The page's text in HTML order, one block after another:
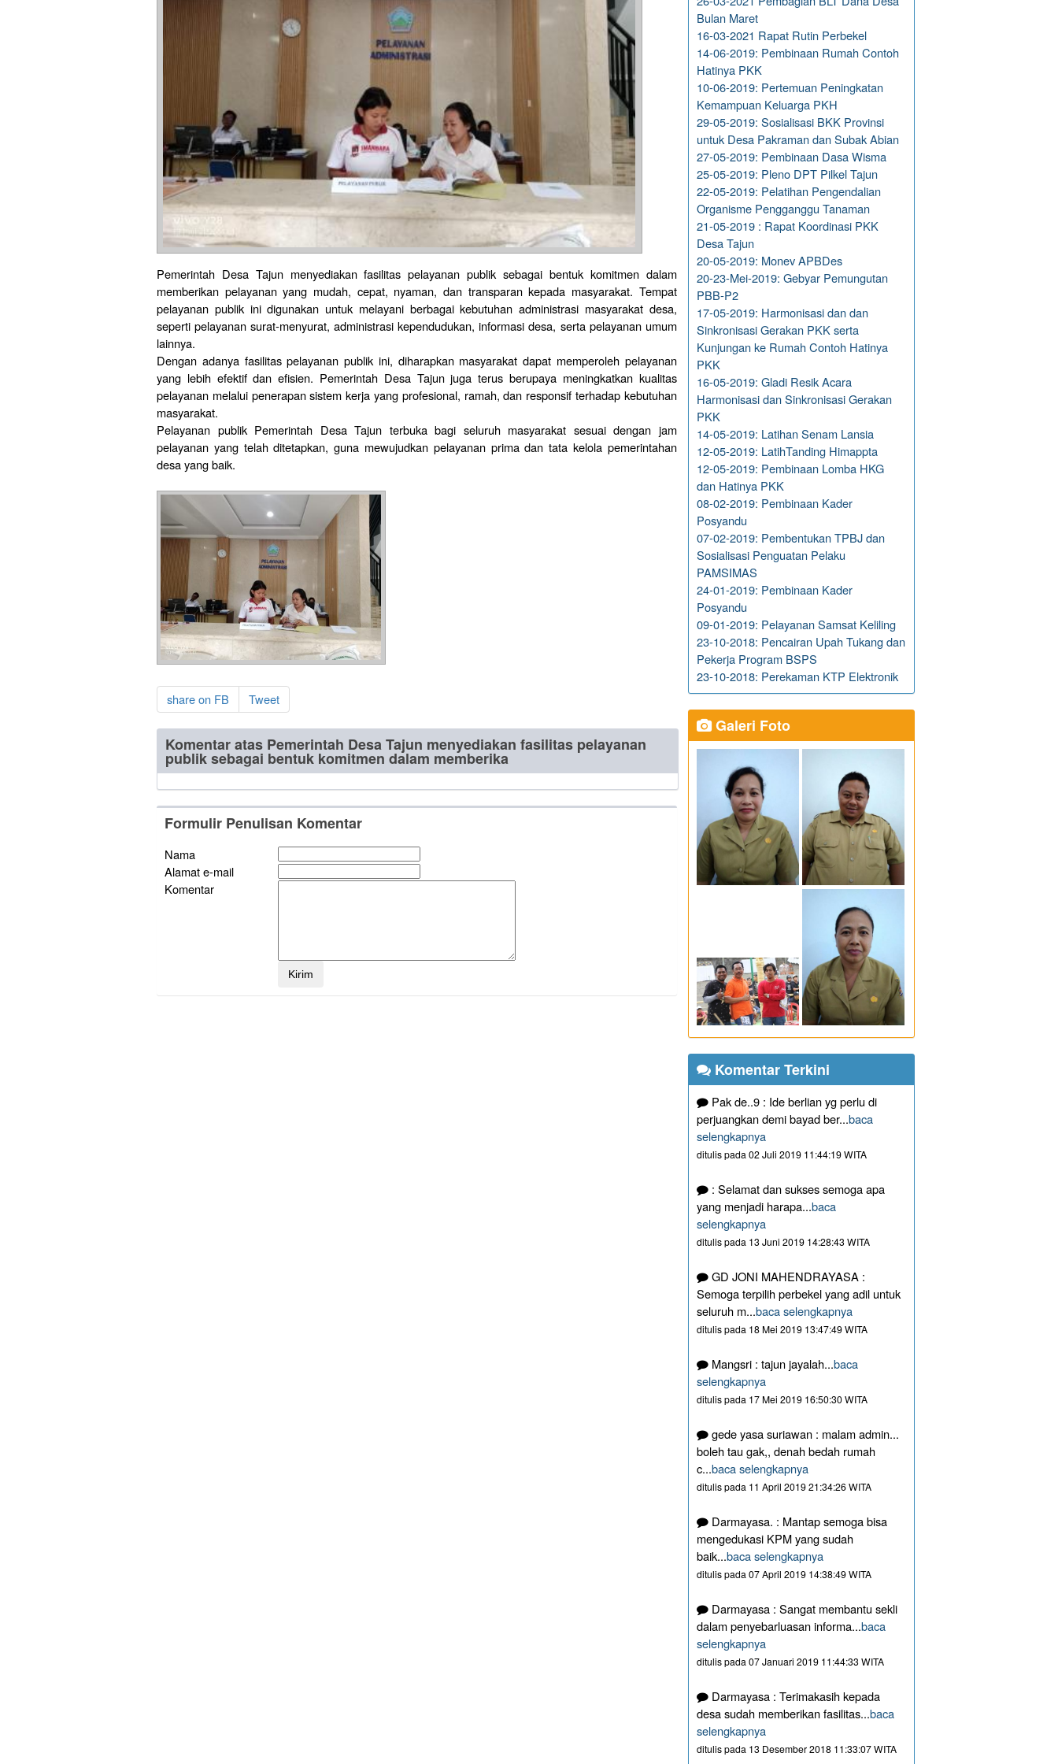
Pemerintah Desa Tajun menyediakan fasilitas pelayanan publik sebagai bentuk komitmen dalam
memberikan pelayanan yang mudah, cepat, nyaman, dan transparan kepada masyarakat. Tempat
pelayanan publik ini digunakan untuk melayani berbagai kebutuhan administrasi masyarakat desa,
seperti pelayanan surat-menyurat, administrasi kependudukan, informasi desa, serta pelayanan umum
lainnya.
Dengan adanya fasilitas pelayanan publik ini, diharapkan masyarakat dapat memperoleh pelayanan
yang lebih efektif dan efisien. Pemerintah Desa Tajun juga terus berupaya meningkatkan kualitas
pelayanan melalui penerapan sistem kerja yang profesional, ramah, dan responsif terhadap kebutuhan
masyarakat.
Pelayanan publik Pemerintah Desa Tajun terbuka bagi seluruh masyarakat sesuai dengan jam
pelayanan yang telah ditetapkan, guna mewujudkan pelayanan prima dan tata kelola pemerintahan
desa yang baik.
share on FB Tweet
Komentar atas Pemerintah Desa Tajun menyediakan fasilitas pelayanan
publik sebagai bentuk komitmen dalam memberika
Formulir Penulisan Komentar
Nama
Alamat e-mail
Komentar
Bulan Maret
16-03-2021 Rapat Rutin Perbekel
14-06-2019: Pembinaan Rumah Contoh
Hatinya PKK
10-06-2019: Pertemuan Peningkatan
Kemampuan Keluarga PKH
29-05-2019: Sosialisasi BKK Provinsi
untuk Desa Pakraman dan Subak Abian
27-05-2019: Pembinaan Dasa Wisma
25-05-2019: Pleno DPT Pilkel Tajun
22-05-2019: Pelatihan Pengendalian
Organisme Pengganggu Tanaman
21-05-2019 : Rapat Koordinasi PKK
Desa Tajun
20-05-2019: Monev APBDes
20-23-Mei-2019: Gebyar Pemungutan
PBB-P2
17-05-2019: Harmonisasi dan dan
Sinkronisasi Gerakan PKK serta
Kunjungan ke Rumah Contoh Hatinya
PKK
16-05-2019: Gladi Resik Acara
Harmonisasi dan Sinkronisasi Gerakan
PKK
14-05-2019: Latihan Senam Lansia
12-05-2019: LatihTanding Himappta
12-05-2019: Pembinaan Lomba HKG
dan Hatinya PKK
08-02-2019: Pembinaan Kader
Posyandu
07-02-2019: Pembentukan TPBJ dan
Sosialisasi Penguatan Pelaku
PAMSIMAS
24-01-2019: Pembinaan Kader
Posyandu
09-01-2019: Pelayanan Samsat Keliling
23-10-2018: Pencairan Upah Tukang dan
Pekerja Program BSPS
23-10-2018: Perekaman KTP Elektronik
Galeri Foto
Komentar Terkini
Pak de..9 : Ide berlian yg perlu di
perjuangkan demi bayad ber...baca
selengkapnya
ditulis pada 02 Juli 2019 11:44:19 WITA
: Selamat dan sukses semoga apa
yang menjadi harapa...baca
selengkapnya
ditulis pada 13 Juni 2019 14:28:43 WITA
GD JONI MAHENDRAYASA :
Semoga terpilih perbekel yang adil untuk
seluruh m...baca selengkapnya
ditulis pada 18 Mei 2019 13:47:49 WITA
Mangsri : tajun jayalah...baca
selengkapnya
ditulis pada 17 Mei 2019 16:50:30 WITA
gede yasa suriawan : malam admin...
boleh tau gak,, denah bedah rumah
c...baca selengkapnya
ditulis pada 11 April 2019 21:34:26 WITA
Darmayasa. : Mantap semoga bisa
mengedukasi KPM yang sudah
baik...baca selengkapnya
ditulis pada 07 April 2019 14:38:49 WITA
Darmayasa : Sangat membantu sekli
dalam penyebarluasan informa...baca
selengkapnya
ditulis pada 07 Januari 2019 11:44:33 WITA
Darmayasa : Terimakasih kepada
desa sudah memberikan fasilitas...baca
selengkapnya
ditulis pada 13 Desember 2018 11:33:07 WITA